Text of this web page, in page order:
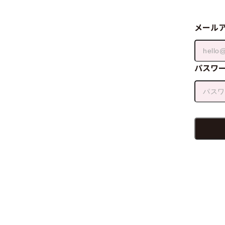
メール
パスワ